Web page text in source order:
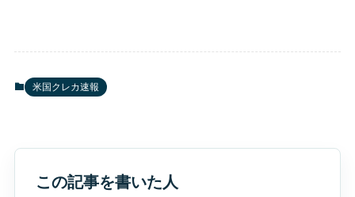
米国クレカ速報
この記事を書いた人